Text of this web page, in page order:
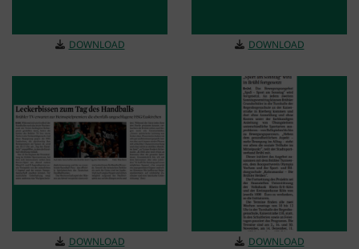
DOWNLOAD DOWNLOAD
DOWNLOAD DOWNLOAD